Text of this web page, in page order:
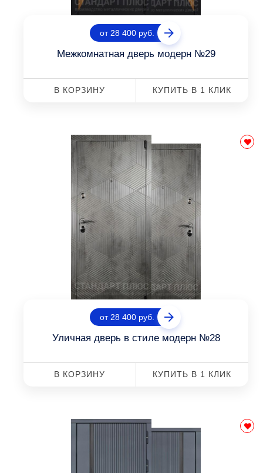
от 28 400 руб.
Межкомнатная дверь модерн №29
В КОРЗИНУ КУПИТЬ В 1 КЛИК
от 28 400 руб.
Уличная дверь в стиле модерн №28
В КОРЗИНУ КУПИТЬ В 1 КЛИК